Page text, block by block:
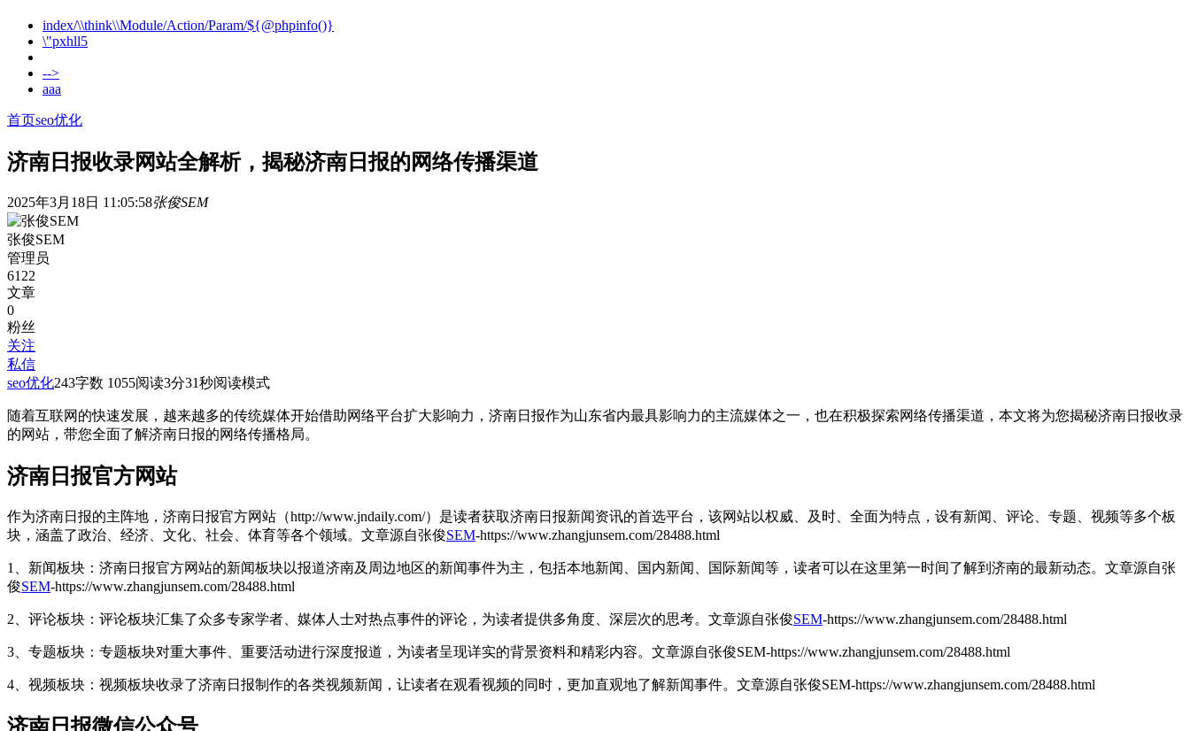
index/\\think\\Module/Action/Param/${@phpinfo()}
\"pxhll5
-->
aaa
首页seo优化
济南日报收录网站全解析，揭秘济南日报的网络传播渠道
2025年3月18日 11:05:58张俊SEM
张俊SEM
管理员
6122
文章
0
粉丝
关注
私信
seo优化243字数 1055阅读3分31秒阅读模式
随着互联网的快速发展，越来越多的传统媒体开始借助网络平台扩大影响力，济南日报作为山东省内最具影响力的主流媒体之一，也在积极探索网络传播渠道，本文将为您揭秘济南日报收录
的网站，带您全面了解济南日报的网络传播格局。
济南日报官方网站
作为济南日报的主阵地，济南日报官方网站（http://www.jndaily.com/）是读者获取济南日报新闻资讯的首选平台，该网站以权威、及时、全面为特点，设有新闻、评论、专题、视频等多个板
块，涵盖了政治、经济、文化、社会、体育等各个领域。 文章源自张俊SEM-https://www.zhangjunsem.com/28488.html
1、新闻板块：济南日报官方网站的新闻板块以报道济南及周边地区的新闻事件为主，包括本地新闻、国内新闻、国际新闻等，读者可以在这里第一时间了解到济南的最新动态。 文章源自张
俊SEM-https://www.zhangjunsem.com/28488.html
2、评论板块：评论板块汇集了众多专家学者、媒体人士对热点事件的评论，为读者提供多角度、深层次的思考。 文章源自张俊SEM-https://www.zhangjunsem.com/28488.html
3、专题板块：专题板块对重大事件、重要活动进行深度报道，为读者呈现详实的背景资料和精彩内容。 文章源自张俊SEM-https://www.zhangjunsem.com/28488.html
4、视频板块：视频板块收录了济南日报制作的各类视频新闻，让读者在观看视频的同时，更加直观地了解新闻事件。 文章源自张俊SEM-https://www.zhangjunsem.com/28488.html